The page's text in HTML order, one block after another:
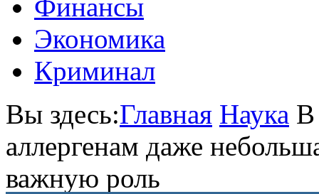
Финансы
Экономика
Криминал
Вы здесь:Главная Наука В
аллергенам даже
важную роль